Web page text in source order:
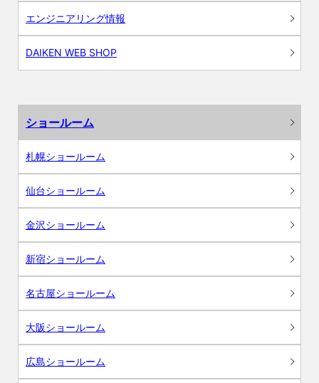
エンジニアリング情報
DAIKEN WEB SHOP
ショールーム
札幌ショールーム
仙台ショールーム
金沢ショールーム
新宿ショールーム
名古屋ショールーム
大阪ショールーム
広島ショールーム